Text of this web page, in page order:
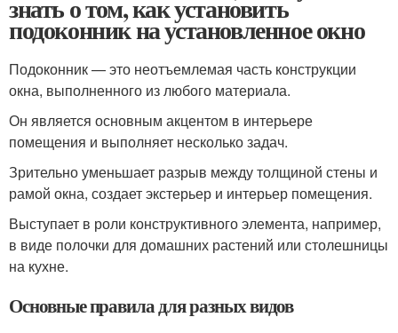
знать о том, как установить
подоконник на установленное окно
Подоконник — это неотъемлемая часть конструкции
окна, выполненного из любого материала.
Он является основным акцентом в интерьере
помещения и выполняет несколько задач.
Зрительно уменьшает разрыв между толщиной стены и
рамой окна, создает экстерьер и интерьер помещения.
Выступает в роли конструктивного элемента, например,
в виде полочки для домашних растений или столешницы
на кухне.
Основные правила для разных видов